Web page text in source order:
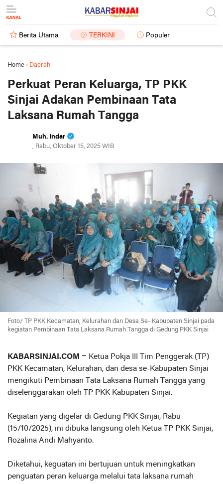
Berita Utama TERKINI Populer
Home › Daerah
Perkuat Peran Keluarga, TP PKK
Sinjai Adakan Pembinaan Tata
Laksana Rumah Tangga
Muh. Indar
, Rabu, Oktober 15, 2025 WIB
Foto/ TP PKK Kecamatan, Kelurahan dan Desa Se- Kabupaten Sinjai pada
kegiatan Pembinaan Tata Laksana Rumah Tangga di Gedung PKK Sinjai
KABARSINJAI.COM – Ketua Pokja III Tim Penggerak (TP)
PKK Kecamatan, Kelurahan, dan desa se-Kabupaten Sinjai
mengikuti Pembinaan Tata Laksana Rumah Tangga yang
diselenggarakan oleh TP PKK Kabupaten Sinjai.
Kegiatan yang digelar di Gedung PKK Sinjai, Rabu
(15/10/2025), ini dibuka langsung oleh Ketua TP PKK Sinjai,
Rozalina Andi Mahyanto.
Diketahui, keguatan ini bertujuan untuk meningkatkan
penguatan peran keluarga melalui tata laksana rumah